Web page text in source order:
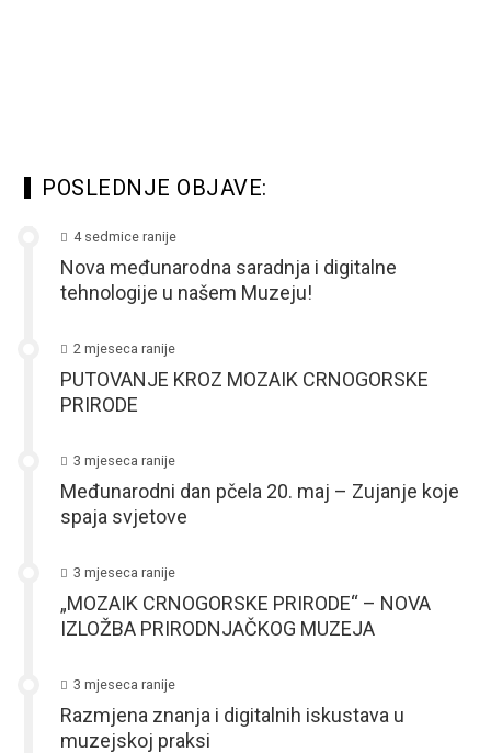
POSLEDNJE OBJAVE:
4 sedmice ranije
Nova međunarodna saradnja i digitalne
tehnologije u našem Muzeju!
2 mjeseca ranije
PUTOVANJE KROZ MOZAIK CRNOGORSKE
PRIRODE
3 mjeseca ranije
Međunarodni dan pčela 20. maj – Zujanje koje
spaja svjetove
3 mjeseca ranije
„MOZAIK CRNOGORSKE PRIRODE“ – NOVA
IZLOŽBA PRIRODNJAČKOG MUZEJA
3 mjeseca ranije
Razmjena znanja i digitalnih iskustava u
muzejskoj praksi